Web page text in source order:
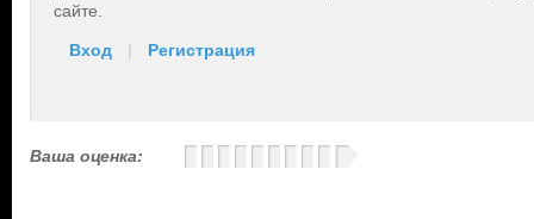
сайте.
Вход | Регистрация
Ваша оценка: